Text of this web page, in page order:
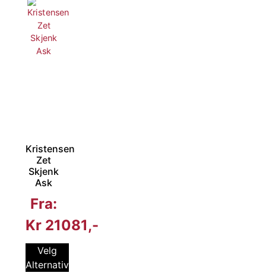
Kristensen
Zet
Skjenk
Ask
Fra:
Kr 21081
Velg
Alternativ